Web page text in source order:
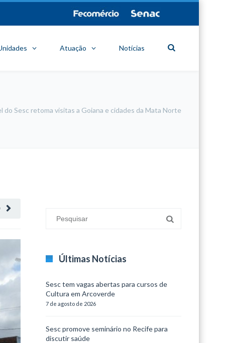
Atuação Notícias
do Sesc retoma visitas a Goiana e cidades da Mata Norte
Últimas Notícias
Sesc tem vagas abertas para cursos de
Cultura em Arcoverde
7 de agosto de 2026
Sesc promove seminário no Recife para
discutir saúde